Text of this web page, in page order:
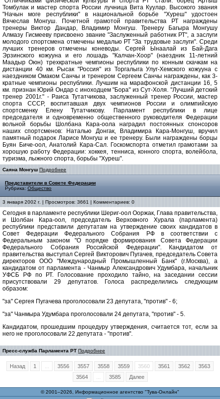
Томбулак и мастер спорта России лучница Вита Куулар. Высокого звания
"Начын моге республики" в национальной борьбе "Хуреш" удостоен
Вячеслав Монгуш. Почетной грамотой правительства РТ награждены
тренеры Виктор Дандар, Владимир Монгуш. Тренеру Багыра Монгушу
Алмазу Гисмееву присвоено звание "Заслуженный работник РТ", а заслуги
молодого спортсмена отмечены медалью РТ "За трудовые заслуги". Среди
лучших тренеров отмечены коневоды. Сергей Ынаалай из Бай-Дага
Эрзинского кожууна и его лошадь "Калчан-Хоор" (наездник 11-летний
Маадыр Оюн) трехкратные чемпионы республики по конным скачкам на
дистанции 40 км. Рысак "Россия" из Торгалыга Улуг-Хемского кожууна с
наездником Омаком Санчы и тренером Сергеем Санчы награждены, как 3-
кратные чемпионы республики. Лучшим на марафонской дистанции 16, 5
км. признан Юрий Ондар с иноходцем "Бора" из Сут-Холя. "Лучший детский
тренер 2001г." - Раиса Тутатчикова, заслуженный тренер России, мастер
спорта СССР, воспитавшая двух чемпионов России и олимпийскую
спортсменку Елену Тутатчикову. Парламент республики в лице
председателя и одновременно общественного руководителя Федерации
вольной борьбы Шолбана Кара-оола наградил постоянных спонсоров
наших спортсменов: Наталью Донгак, Владимира Кара-Монгуш, вручил
памятный подарок Ларисе Монгуш и ее тренеру. Были награждены борцы
Буян Биче-оол, Анатолий Кара-Сал. Госкомспорта отметил грамотами за
хорошую работу Федерации: хоккея, тенниса, конного спорта, волейбола,
туризма, лыжного спорта, борьбы "Хуреш".
Саяна Монгуш Подробнее
Представители в Совете Федерации
Рубрика: Общество
3 января 2002 г. | Просмотров: 3661 | Комментариев: 0
Сегодня в парламенте республики Шериг-оол Ооржак, Глава правительства,
и Шолбан Кара-оол, председатель Верховного Хурала (парламента)
республики представили депутатам на утверждение своих кандидатов в
Совет Федерации Федерального Собрания РФ в соответствии с
Федеральным законом "О порядке формирования Совета Федерации
Федерального Собрания Российской Федерации". Кандидатом от
правительства выступал Сергей Викторович Пугачев, председатель Совета
директоров ООО "Международный Промышленный Банк" (г.Москва), а
кандидатом от парламента - Чанмыр Александрович Удумбара, начальник
УФСБ РФ по РТ. Голосование проходило тайно, на заседании сессии
присутствовали 29 депутатов. Голоса распределились следующим
образом:
"за" Сергея Пугачева проголосовали 23 депутата, "против" - 6;
"за" Чанмыра Удумбара проголосовали 24 депутата, "против" - 5.
Кандидатом, прошедшим процедуру утверждения, считается тот, если за
него не проголосовали 22 депутата - "против".
Пресс-служба Парламента РТ Подробнее
Назад 1 3556 3557 3558 3559 3560 3561 3562
3563
3564
3585 Далее
© 2001–2026, Информационное агентство "Тува-Онлайн"